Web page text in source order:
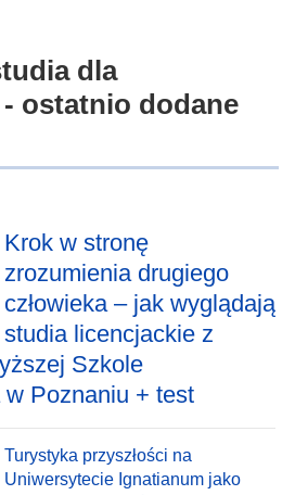
dla
ostatnio dodane
Krok w stronę
zrozumienia drugiego
człowieka – jak wyglądają
studia licencjackie z
Szkole
Poznaniu + test
Turystyka przyszłości na
Uniwersytecie Ignatianum jako